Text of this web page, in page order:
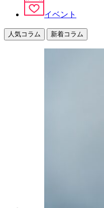
イベント
人気コラム 新着コラム